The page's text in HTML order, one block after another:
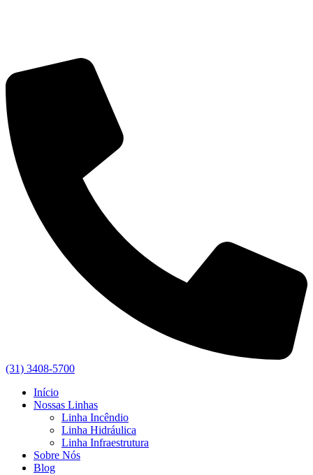
(31) 3408-5700
Início
Nossas Linhas
Linha Incêndio
Linha Hidráulica
Linha Infraestrutura
Sobre Nós
Blog